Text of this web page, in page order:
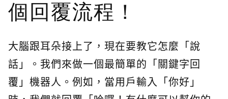
個回覆流程！
大腦跟耳朵接上了，現在要教它怎麼「說
話」。我們來做一個最簡單的「關鍵字回
覆」機器人。例如，當用戶輸入「你好」